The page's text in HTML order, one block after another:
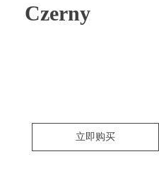
Czerny
立即购买